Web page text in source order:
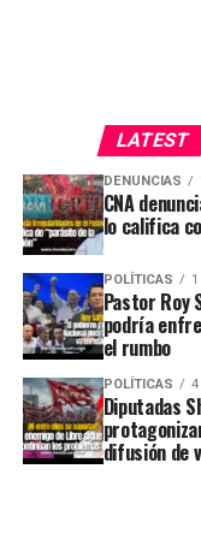
LATEST
DENUNCIAS
CNA
lo califica
POLÍTICAS
Pastor Roy
podría
el rumbo
POLÍTICAS
Diputadas
difusión de